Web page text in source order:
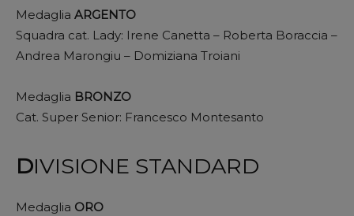
Medaglia ARGENTO
Squadra cat. Lady: Irene Canetta – Roberta Boraccia –
Andrea Marongiu – Domiziana Troiani
Medaglia BRONZO
Cat. Super Senior: Francesco Montesanto
DIVISIONE STANDARD
Medaglia ORO